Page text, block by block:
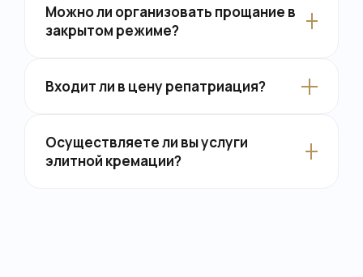
Можно ли организовать прощание в
закрытом режиме?
Входит ли в цену репатриация?
Осуществляете ли вы услуги
элитной кремации?